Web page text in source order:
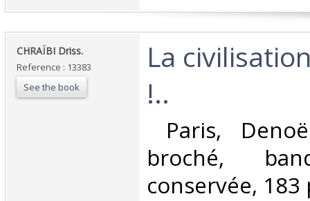
‎CHRAÏBI Driss.‎
Reference : 13383
See the book
‎La
!..‎
Paris,
broché,
conservée, 183